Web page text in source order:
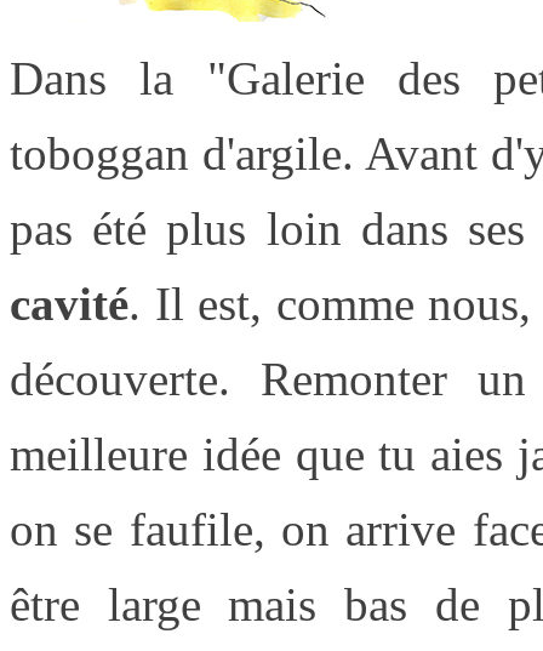
Dans la "Galerie des
toboggan d'argile. Avant
pas été plus loin dans ses
cavité. Il est, comme
découverte. Remonter
meilleure idée que tu aies
on se faufile, on arrive
être large mais bas de